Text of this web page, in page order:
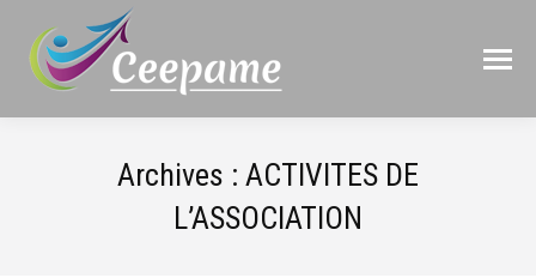
Archives : ACTIVITES DE
L’ASSOCIATION